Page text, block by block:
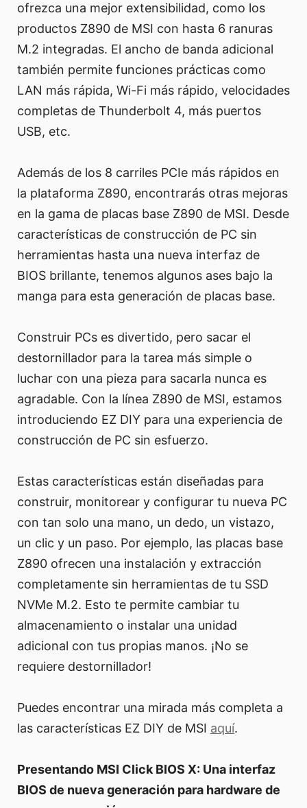
ofrezca una mejor extensibilidad, como los
productos Z890 de MSI con hasta 6 ranuras
M.2 integradas. El ancho de banda adicional
también permite funciones prácticas como
LAN más rápida, Wi-Fi más rápido, velocidades
completas de Thunderbolt 4, más puertos
USB, etc.
Además de los 8 carriles PCIe más rápidos en
la plataforma Z890, encontrarás otras mejoras
en la gama de placas base Z890 de MSI. Desde
características de construcción de PC sin
herramientas hasta una nueva interfaz de
BIOS brillante, tenemos algunos ases bajo la
manga para esta generación de placas base.
Construir PCs es divertido, pero sacar el
destornillador para la tarea más simple o
luchar con una pieza para sacarla nunca es
agradable. Con la línea Z890 de MSI, estamos
introduciendo EZ DIY para una experiencia de
construcción de PC sin esfuerzo.
Estas características están diseñadas para
construir, monitorear y configurar tu nueva PC
con tan solo una mano, un dedo, un vistazo,
un clic y un paso. Por ejemplo, las placas base
Z890 ofrecen una instalación y extracción
completamente sin herramientas de tu SSD
NVMe M.2. Esto te permite cambiar tu
almacenamiento o instalar una unidad
adicional con tus propias manos. ¡No se
requiere destornillador!
Puedes encontrar una mirada más completa a
las características EZ DIY de MSI aquí.
Presentando MSI Click BIOS X: Una interfaz
BIOS de nueva generación para hardware de